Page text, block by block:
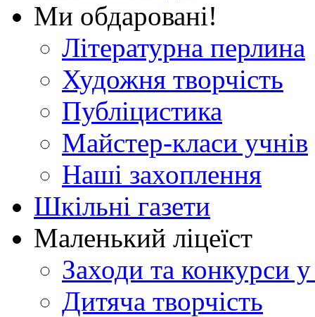
Ми обдаровані!
Літературна перлина
Художня творчість
Публіцистика
Майстер-класи учнів
Наші захоплення
Шкільні газети
Маленький ліцеїст
Заходи та конкурси у
Дитяча творчість